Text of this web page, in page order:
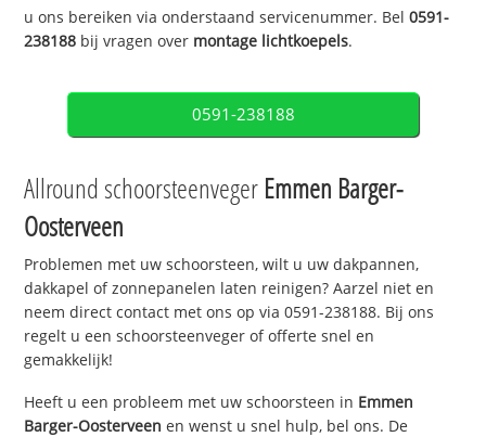
u ons bereiken via onderstaand servicenummer. Bel0591-
238188 bij vragen over montage lichtkoepels.
0591-238188
Allround schoorsteenveger Emmen Barger-
Oosterveen
Problemen met uw schoorsteen, wilt u uw dakpannen,
dakkapel of zonnepanelen laten reinigen? Aarzel niet en
neem direct contact met ons op via 0591-238188. Bij ons
regelt u een schoorsteenveger of offerte snel en
gemakkelijk!
Heeft u een probleem met uw schoorsteen in Emmen
Barger-Oosterveen en wenst u snel hulp, bel ons. De